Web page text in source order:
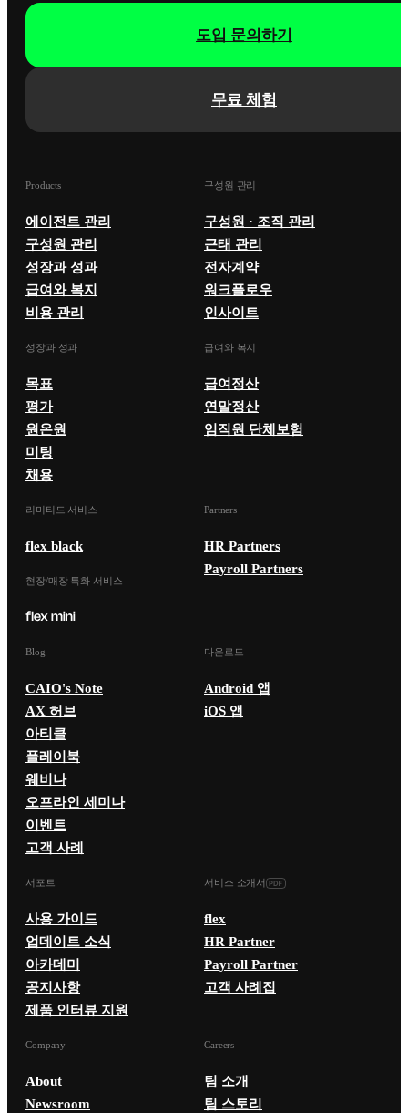
무료 체험
도입 문의하기
Products
에이전트 관리
구성원 관리
성장과 성과
급여와 복지
비용 관리
구성원 관리
구성원 · 조직 관리
근태 관리
전자계약
워크플로우
인사이트
성장과 성과
목표
평가
원온원
미팅
채용
급여와 복지
급여정산
연말정산
임직원 단체보험
리미티드 서비스
flex black
현장/매장 특화 서비스
Partners
HR Partners
Payroll Partners
Blog
CAIO's Note
AX 허브
아티클
플레이북
웨비나
오프라인 세미나
이벤트
고객 사례
다운로드
Android 앱
iOS 앱
서포트
사용 가이드
업데이트 소식
아카데미
공지사항
제품 인터뷰 지원
서비스 소개서
flex
HR Partner
Payroll Partner
고객 사례집
Company
About
Newsroom
Careers
팀 소개
팀 스토리